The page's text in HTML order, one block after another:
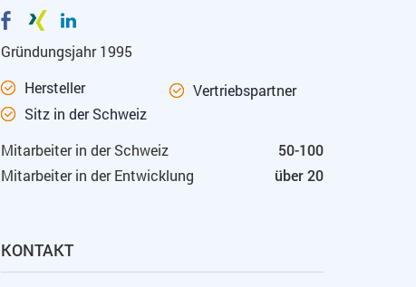
Gründungsjahr 1995
Hersteller
Sitz in der Schweiz
Vertriebspartner
Mitarbeiter in der Schweiz
50-100
Mitarbeiter in der Entwicklung
über 20
KONTAKT